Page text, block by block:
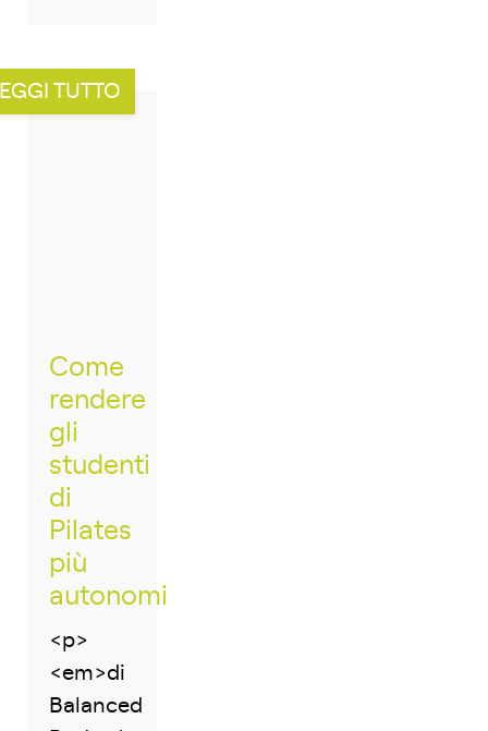
TUTTO
Come
rendere
gli
studenti
di
Pilates
più
autonomi
<p>
<em>di
Balanced